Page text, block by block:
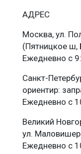
АДРЕС
Москва, ул.
(Пятницкое ш,
Ежедневно с
Санкт-
ориентир:
Ежедневно с
Великий
ул.
Ежедневно с